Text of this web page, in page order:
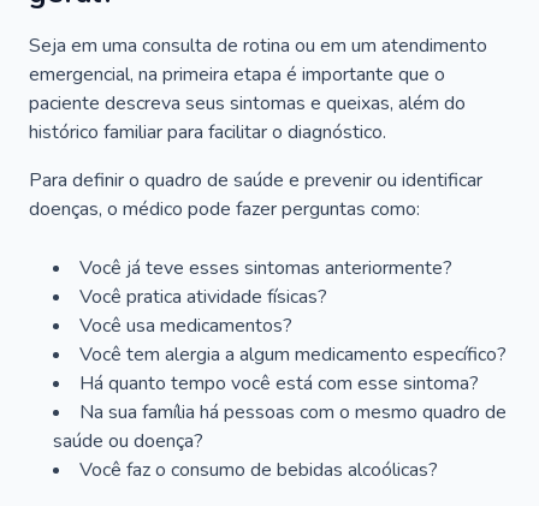
Seja em uma consulta de rotina ou em um atendimento
emergencial, na primeira etapa é importante que o
paciente descreva seus sintomas e queixas, além do
histórico familiar para facilitar o diagnóstico.
Para definir o quadro de saúde e prevenir ou identificar
doenças, o médico pode fazer perguntas como:
Você já teve esses sintomas anteriormente?
Você pratica atividade físicas?
Você usa medicamentos?
Você tem alergia a algum medicamento específico?
Há quanto tempo você está com esse sintoma?
Na sua família há pessoas com o mesmo quadro de
saúde ou doença?
Você faz o consumo de bebidas alcoólicas?